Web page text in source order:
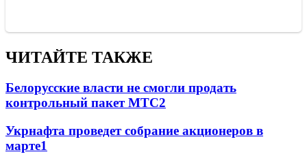
ЧИТАЙТЕ ТАКЖЕ
Белорусские власти не смогли продать
контрольный пакет МТС2
Укрнафта проведет собрание акционеров в
марте1